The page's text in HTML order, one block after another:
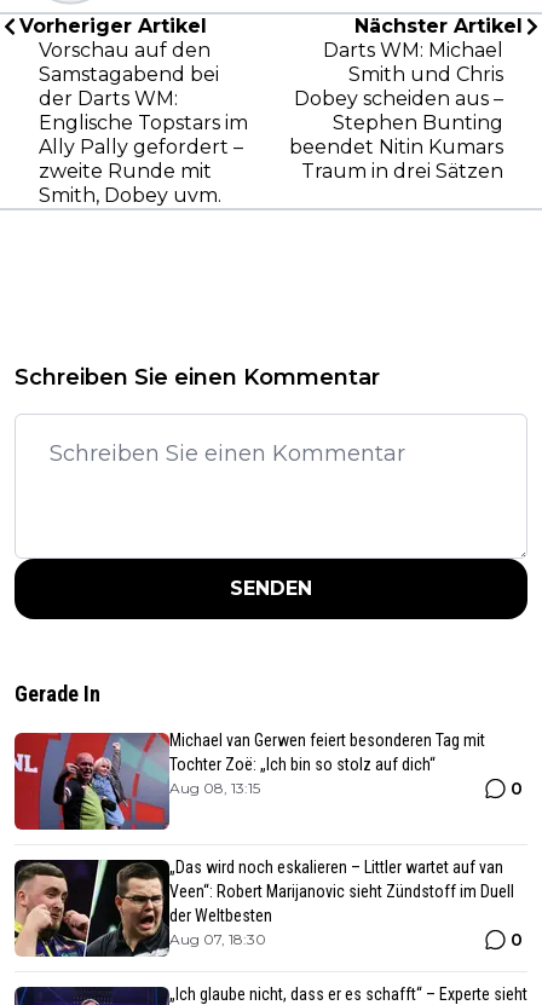
Vorheriger Artikel
Vorschau auf den
Samstagabend bei
der Darts WM:
Englische Topstars im
Ally Pally gefordert –
zweite Runde mit
Smith, Dobey uvm.
Nächster Artikel
Darts WM: Michael
Smith und Chris
Dobey scheiden aus –
Stephen Bunting
beendet Nitin Kumars
Traum in drei Sätzen
Schreiben Sie einen Kommentar
SENDEN
Gerade In
Michael van Gerwen feiert besonderen Tag mit
Tochter Zoë: „Ich bin so stolz auf dich“
Aug 08, 13:15 0
„Das wird noch eskalieren – Littler wartet auf van
Veen“: Robert Marijanovic sieht Zündstoff im Duell
der Weltbesten
Aug 07, 18:30 0
„Ich glaube nicht, dass er es schafft“ – Experte sieht